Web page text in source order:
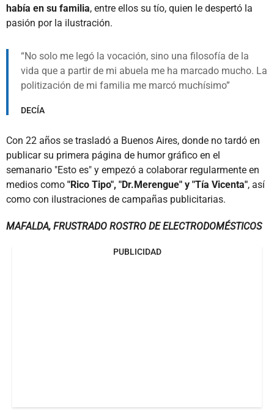
había en su familia, entre ellos su tío, quien le despertó la
pasión por la ilustración.
No solo me legó la vocación, sino una filosofía de la
vida que a partir de mi abuela me ha marcado mucho. La
politización de mi familia me marcó muchísimo
DECÍA
Con 22 años se trasladó a Buenos Aires, donde no tardó en
publicar su primera página de humor gráfico en el
semanario "Esto es" y empezó a colaborar regularmente en
medios como "Rico Tipo", "Dr.Merengue" y "Tía Vicenta", así
como con ilustraciones de campañas publicitarias.
MAFALDA, FRUSTRADO ROSTRO DE ELECTRODOMÉSTICOS
PUBLICIDAD